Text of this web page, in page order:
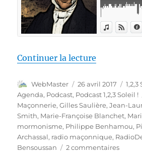
Continuer la lecture
Auteur
WebMaster
Publié
le
26 avril 2017 1,2,3
Agenda, Podcast, Podcast 1,2,3 Soleil !
Maçonnerie,Gilles Saulière,Jean-
Smith, Marie-Françoise Blanchet,
mormonisme, Philippe Benhamou,
Archassal, radio maçonnique,
Bensoussan
2 commentairessur